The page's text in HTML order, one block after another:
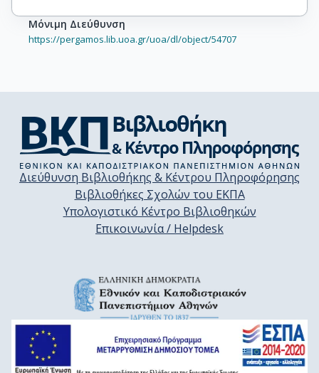
Μόνιμη Διεύθυνση
https://pergamos.lib.uoa.gr/uoa/dl/object/54707
Διεύθυνση Βιβλιοθήκης & Κέντρου Πληροφόρησης
Βιβλιοθήκες Σχολών του ΕΚΠΑ
Υπολογιστικό Κέντρο Βιβλιοθηκών
Επικοινωνία / Helpdesk